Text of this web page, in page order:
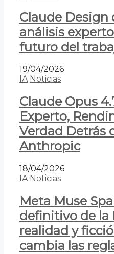
Claude Design
análisis
futuro del
19/04/2026
IA Noticias
Claude Opus
Experto,
Verdad Detrás
Anthropic
18/04/2026
IA Noticias
Meta Muse
definitivo de la
realidad y
cambia las